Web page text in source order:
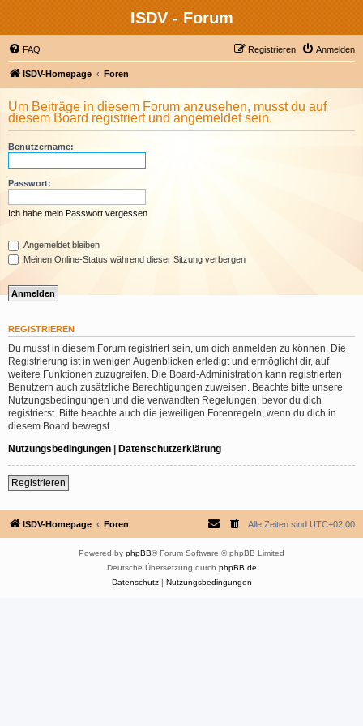
ISDV - Forum
FAQ Anmelden
Registrieren
ISDV-Homepage Foren
Um Beiträge in diesem Forum anzusehen, musst du auf
diesem Board registriert und angemeldet sein.
Benutzername:
Passwort:
Ich habe mein Passwort vergessen
Angemeldet bleiben
Meinen Online-Status während dieser Sitzung verbergen
REGISTRIEREN
Du musst in diesem Forum registriert sein, um dich anmelden zu können. Die
Registrierung ist in wenigen Augenblicken erledigt und ermöglicht dir, auf
weitere Funktionen zuzugreifen. Die Board-Administration kann registrierten
Benutzern auch zusätzliche Berechtigungen zuweisen. Beachte bitte unsere
Nutzungsbedingungen und die verwandten Regelungen, bevor du dich
registrierst. Bitte beachte auch die jeweiligen Forenregeln, wenn du dich in
diesem Board bewegst.
Nutzungsbedingungen | Datenschutzerklärung
Registrieren
ISDV-Homepage Foren Alle Zeiten sind UTC+02:00
Powered by phpBB® Forum Software © phpBB Limited
Deutsche Übersetzung durch phpBB.de
Datenschutz| Nutzungsbedingungen